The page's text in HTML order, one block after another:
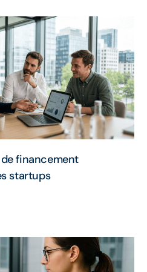
financement
startups